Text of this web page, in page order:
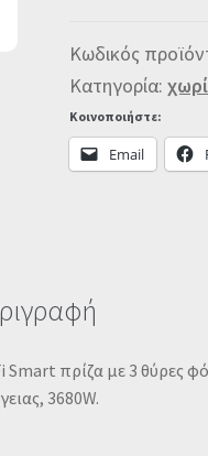
Κωδικός
Κατηγορία:
Κοινοποιήστε:
Email
Smart πρίζα με 3 θύρες
3680W.